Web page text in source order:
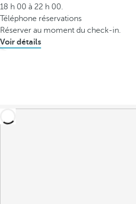
18 h 00 à 22 h 00.
Téléphone réservations
Réserver au moment du check-in.
Voir détails